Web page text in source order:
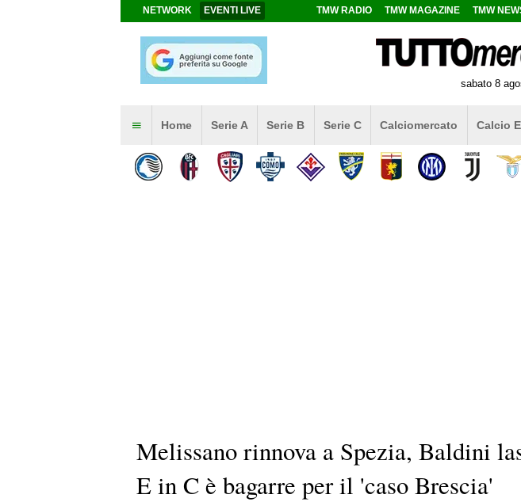
NETWORK EVENTI LIVE TMW RADIO TMW MAGAZINE TMW
sabato 8
Home Serie A Serie B Serie C Calciomercato Calcio
Melissano rinnova a Spezia, Baldini
E in C è bagarre per il 'caso Brescia'